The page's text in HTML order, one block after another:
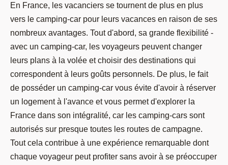
En France, les vacanciers se tournent de plus en plus
vers le camping-car pour leurs vacances en raison de ses
nombreux avantages. Tout d'abord, sa grande flexibilité -
avec un camping-car, les voyageurs peuvent changer
leurs plans à la volée et choisir des destinations qui
correspondent à leurs goûts personnels. De plus, le fait
de posséder un camping-car vous évite d'avoir à réserver
un logement à l'avance et vous permet d'explorer la
France dans son intégralité, car les camping-cars sont
autorisés sur presque toutes les routes de campagne.
Tout cela contribue à une expérience remarquable dont
chaque voyageur peut profiter sans avoir à se préoccuper